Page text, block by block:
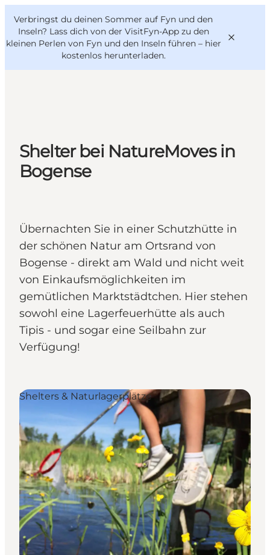
Verbringst du deinen Sommer auf Fyn und den
Inseln? Lass dich von der VisitFyn-App zu den
kleinen Perlen von Fyn und den Inseln führen – hier
kostenlos herunterladen.
Outdoor & bike
Essen & trinken
Übernachtung
VisitFyn
Deutsch
Shelter bei NatureMoves in
Bogense
Übernachten Sie in einer Schutzhütte in
der schönen Natur am Ortsrand von
Bogense - direkt am Wald und nicht weit
von Einkaufsmöglichkeiten im
gemütlichen Marktstädtchen. Hier stehen
sowohl eine Lagerfeuerhütte als auch
Tipis - und sogar eine Seilbahn zur
Verfügung!
Shelters & Naturlagerplätze